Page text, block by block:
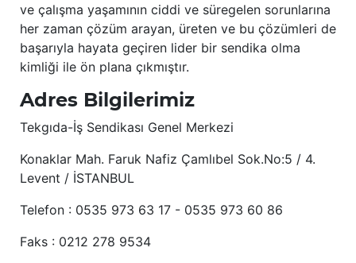
ve çalışma yaşamının ciddi ve süregelen sorunlarına
her zaman çözüm arayan, üreten ve bu çözümleri de
başarıyla hayata geçiren lider bir sendika olma
kimliği ile ön plana çıkmıştır.
Adres Bilgilerimiz
Tekgıda-İş Sendikası Genel Merkezi
Konaklar Mah. Faruk Nafiz Çamlıbel Sok.No:5 / 4.
Levent / İSTANBUL
Telefon : 0535 973 63 17 - 0535 973 60 86
Faks : 0212 278 9534